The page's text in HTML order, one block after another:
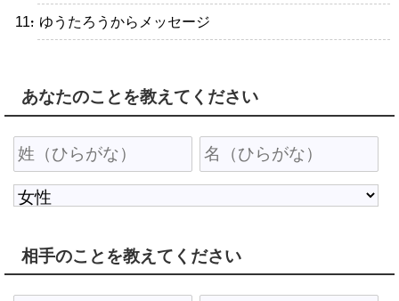
・ゆうたろうからメッセージ
あなたのことを教えてください
相手のことを教えてください